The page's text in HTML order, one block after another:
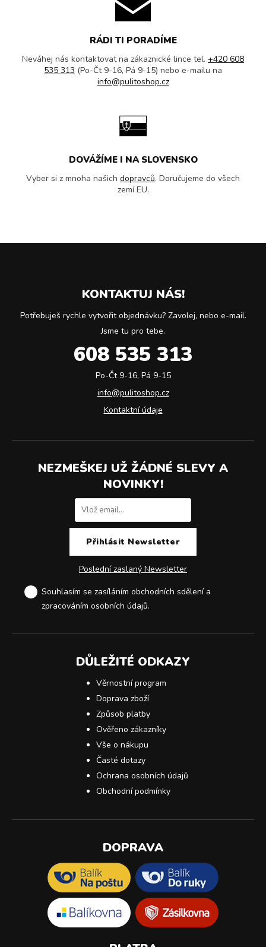
RÁDI TI PORADÍME
Neváhej nás kontaktovat na zákaznické lince tel. +420 608
535 313 (Po-Čt 9-16, Pá 9-15) nebo e-mailu na
info@pulitoshop.cz
DOVÁŽÍME I NA SLOVENSKO
Vyber si z mnoha našich dopravců. Doručujeme do všech
zemí EU.
KONTAKTUJ NÁS!
Potřebuješ rychle vytvořit objednávku? Zavolej, nebo e-mail.
Jsme tu pro tebe.
608 535 313
Po-Čt 9-16, Pá 9-15
info@pulitoshop.cz
Kontaktní údaje
NEZMEŠKEJ UŽ ŽÁDNÉ SLEVY A
NOVINKY!
Poslední zaslaný Newsletter
Souhlasím se zasíláním obchodních sdělení a
zpracováním osobních údajů.
DŮLEŽITÉ ODKAZY
Věrnostní program
Doprava zboží
Způsob platby
Ověřeno zákazníky
Vše o nákupu
Časté dotazy
Ochrana osobních údajů
Obchodní podmínky
DOPRAVA